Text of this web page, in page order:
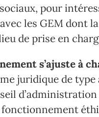
pour
les GEM dont
de prise en
s’ajuste à
juridique de type